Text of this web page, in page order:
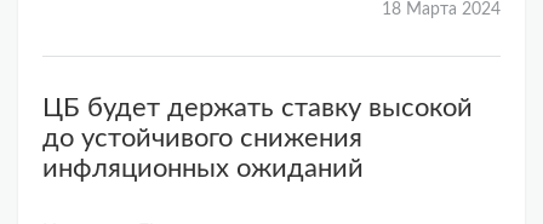
18 Марта 2024
ЦБ будет держать ставку высокой
до устойчивого снижения
инфляционных ожиданий